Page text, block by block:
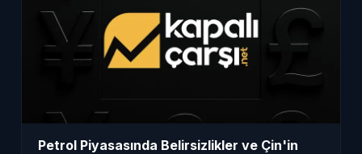
Petrol Piyasasında Belirsizlikler ve Çin'in